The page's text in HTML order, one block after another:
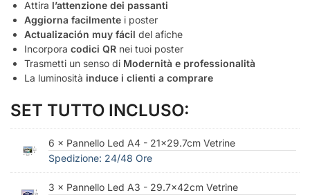
Attira l’attenzione dei passanti
Aggiorna facilmente i poster
Actualización muy fácil del afiche
Incorpora codici QR nei tuoi poster
Trasmetti un senso di Modernità e professionalità
La luminosità induce i clienti a comprare
SET TUTTO INCLUSO:
6 × Pannello Led A4 - 21x29.7cm Vetrine
Spedizione: 24/48 Ore
3 × Pannello Led A3 - 29.7x42cm Vetrine